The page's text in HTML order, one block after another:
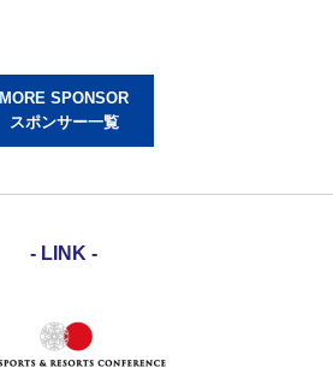
MORE SPONSOR
スポンサー一覧
- LINK -